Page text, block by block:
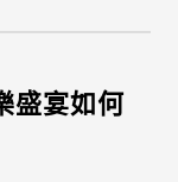
盛宴如何